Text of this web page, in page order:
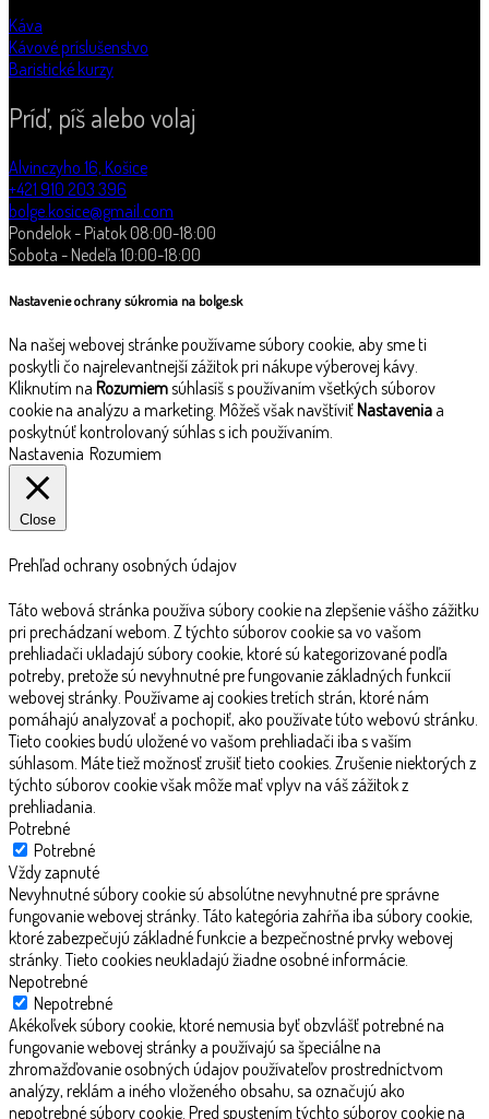
Káva
Kávové príslušenstvo
Baristické kurzy
Príď, píš alebo volaj
Alvinczyho 16, Košice
+421 910 203 396
bolge.kosice@gmail.com
Pondelok - Piatok 08:00-18:00
Sobota - Nedeľa 10:00-18:00
Nastavenie ochrany súkromia na bolge.sk
Na našej webovej stránke používame súbory cookie, aby sme ti
poskytli čo najrelevantnejší zážitok pri nákupe výberovej kávy.
Kliknutím na Rozumiemsúhlasíš s používaním všetkých súborov
cookie na analýzu a marketing. Môžeš však navštíviťNastavenia a
poskytnúť kontrolovaný súhlas s ich používaním.
Nastavenia Rozumiem
Close
Prehľad ochrany osobných údajov
Táto webová stránka používa súbory cookie na zlepšenie vášho zážitku
pri prechádzaní webom. Z týchto súborov cookie sa vo vašom
prehliadači ukladajú súbory cookie, ktoré sú kategorizované podľa
potreby, pretože sú nevyhnutné pre fungovanie základných funkcií
webovej stránky. Používame aj cookies tretích strán, ktoré nám
pomáhajú analyzovať a pochopiť, ako používate túto webovú stránku.
Tieto cookies budú uložené vo vašom prehliadači iba s vaším
súhlasom. Máte tiež možnosť zrušiť tieto cookies. Zrušenie niektorých z
týchto súborov cookie však môže mať vplyv na váš zážitok z
prehliadania.
Potrebné
Potrebné
Vždy zapnuté
Nevyhnutné súbory cookie sú absolútne nevyhnutné pre správne
fungovanie webovej stránky. Táto kategória zahŕňa iba súbory cookie,
ktoré zabezpečujú základné funkcie a bezpečnostné prvky webovej
stránky. Tieto cookies neukladajú žiadne osobné informácie.
Nepotrebné
Nepotrebné
Akékoľvek súbory cookie, ktoré nemusia byť obzvlášť potrebné na
fungovanie webovej stránky a používajú sa špeciálne na
zhromažďovanie osobných údajov používateľov prostredníctvom
analýzy, reklám a iného vloženého obsahu, sa označujú ako
nepotrebné súbory cookie. Pred spustením týchto súborov cookie na